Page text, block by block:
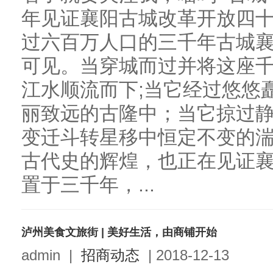
年见证襄阳古城改革开放四
过六百万人口的三千年古城
可见。当穿城而过并将这座
江水顺流而下;当它经过悠悠
丽致远的古隆中；当它掠过
变迁斗转星移中恒定不变的
古代史的辉煌，也正在见证
置于三千年，...
泸州美食文旅街 | 美好生活，由商铺开始
admin | 招商动态 | 2018-12-13